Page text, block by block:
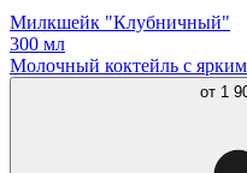
Милкшейк "Клубничный"
300 мл
Молочный коктейль с
от 1